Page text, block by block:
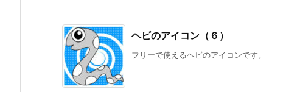
ヘビのアイコン（６）
フリーで使えるヘビのアイコンです。